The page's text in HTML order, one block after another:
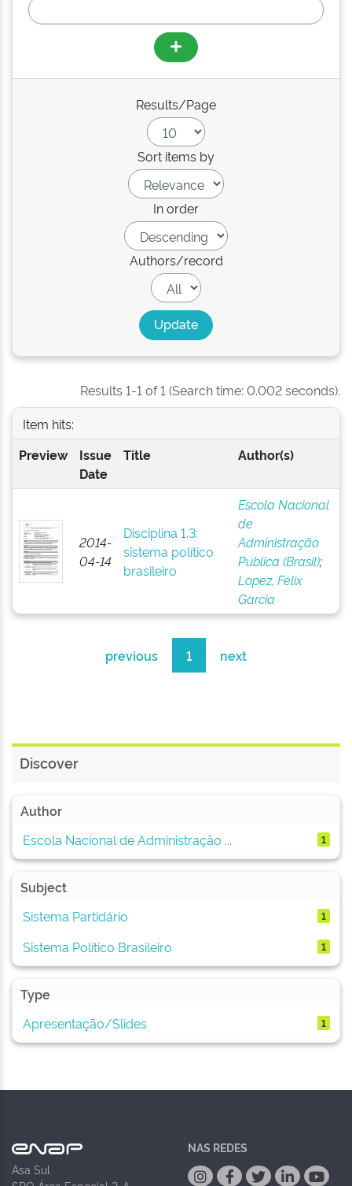
Results/Page
Sort items by
In order
Authors/record
Results 1-1 of 1 (Search time: 0.002 seconds).
Item hits:
Preview
Issue
Date
Title Author(s)
2014-
04-14
Disciplina 1.3:
sistema político
brasileiro
Escola Nacional
de
Administração
Pública (Brasil);
Lopez, Felix
Garcia
previous 1 next
Discover
Author
Escola Nacional de Administração ...
1
Subject
Sistema Partidário
1
Sistema Político Brasileiro 1
Type
Apresentação/Slides
1
Asa Sul
NAS REDES